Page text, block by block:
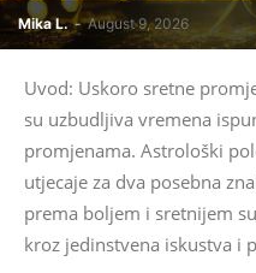
Mika L. - August 9, 2026
Uvod: Uskoro sretne
su uzbudljiva vremena
promjenama. Astrološki
utjecaje za dva posebna
prema boljem i sretnijem
kroz jedinstvena iskustva i